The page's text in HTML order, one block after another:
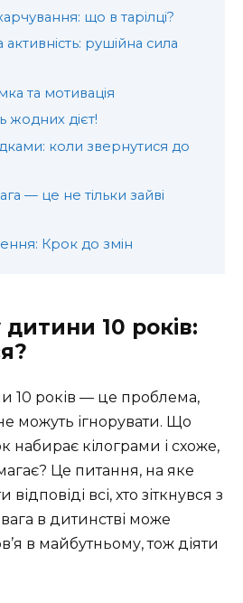
що в тарілці?
активність: рушійна сила
та мотивація
дієт!
коли звернутися до
— це не тільки зайві
Крок до змін
10 років:
10 років — це проблема,
можуть ігнорувати. Що
набирає кілограми і схоже,
Це питання, на яке
всі, хто зіткнувся з
в дитинстві може
в майбутньому, тож діяти